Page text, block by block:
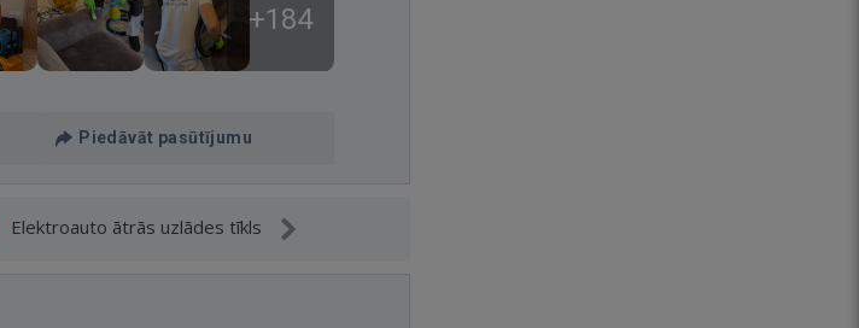
+184
Piedāvāt pasūtījumu
Elektroauto ātrās uzlādes tīkls